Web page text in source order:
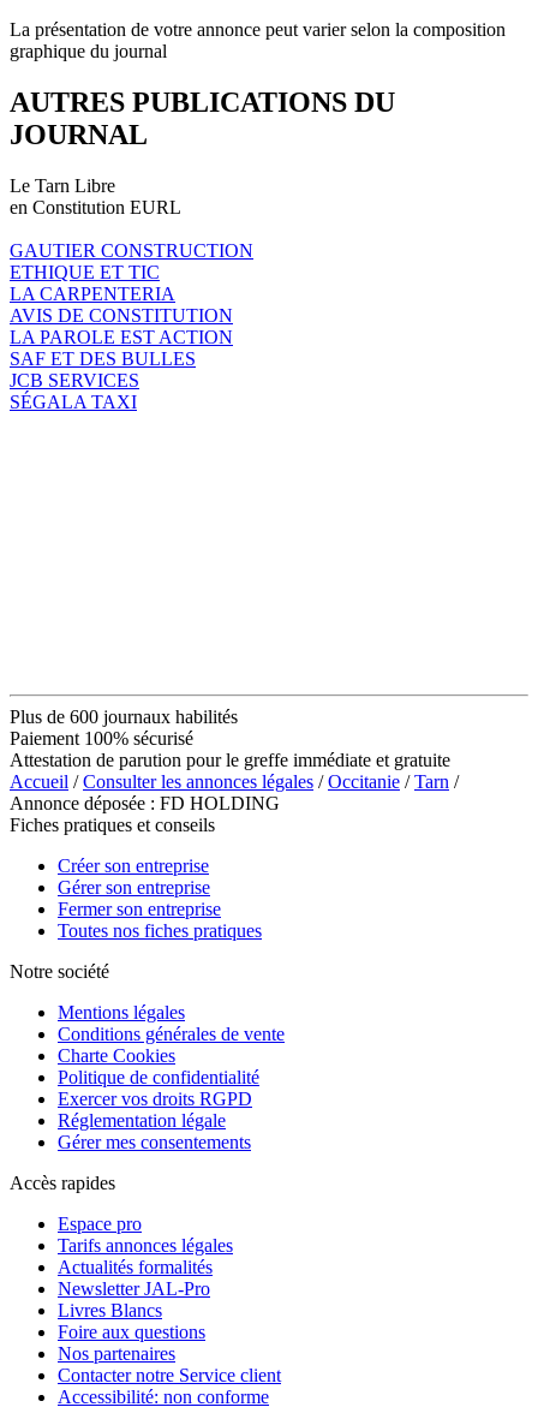
La présentation de votre annonce peut varier selon la composition
graphique du journal
AUTRES PUBLICATIONS DU
JOURNAL
Le Tarn Libre
en Constitution EURL
GAUTIER CONSTRUCTION
ETHIQUE ET TIC
LA CARPENTERIA
AVIS DE CONSTITUTION
LA PAROLE EST ACTION
SAF ET DES BULLES
JCB SERVICES
SÉGALA TAXI
Plus de 600 journaux habilités
Paiement 100% sécurisé
Attestation de parution pour le greffe immédiate et gratuite
Accueil /Consulter les annonces légales /Occitanie /Tarn /
Annonce déposée : FD HOLDING
Fiches pratiques et conseils
Créer son entreprise
Gérer son entreprise
Fermer son entreprise
Toutes nos fiches pratiques
Notre société
Mentions légales
Conditions générales de vente
Charte Cookies
Politique de confidentialité
Exercer vos droits RGPD
Réglementation légale
Gérer mes consentements
Accès rapides
Espace pro
Tarifs annonces légales
Actualités formalités
Newsletter JAL-Pro
Livres Blancs
Foire aux questions
Nos partenaires
Contacter notre Service client
Accessibilité: non conforme